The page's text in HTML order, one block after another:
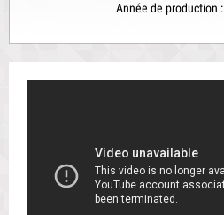
Année de production :